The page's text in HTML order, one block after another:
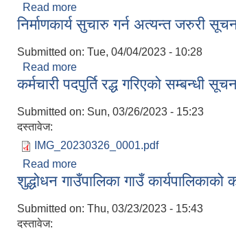
Read more
निर्माणकार्य सुचारु गर्न अत्यन्त जरुरी
Submitted on: Tue, 04/04/2023 - 10:28
Read more
कर्मचारी पदपुर्ति रद्ध गरिएको सम्बन्धी
Submitted on: Sun, 03/26/2023 - 15:23
दस्तावेज:
IMG_20230326_0001.pdf
Read more
शुद्धोधन गाउँपालिका गाउँ
Submitted on: Thu, 03/23/2023 - 15:43
दस्तावेज: